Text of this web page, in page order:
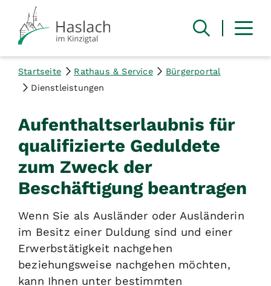
Startseite Rathaus & Service
Bürgerportal
Dienstleistungen
Aufenthaltserlaubnis für
qualifizierte Geduldete
zum Zweck der
Beschäftigung beantragen
Wenn Sie als Ausländer oder Ausländerin
im Besitz einer Duldung sind und einer
Erwerbstätigkeit nachgehen
beziehungsweise nachgehen möchten,
kann Ihnen unter bestimmten